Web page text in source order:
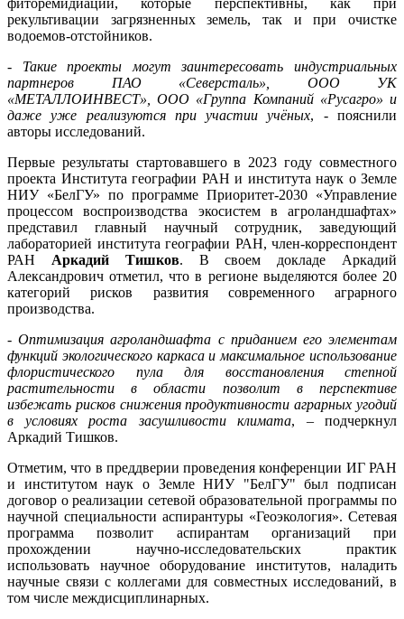
рекультивации загрязненных земель, так и при очистке
водоемов-отстойников.
- Такие проекты могут заинтересовать индустриальных
партнеров ПАО «Северсталь», ООО УК
«МЕТАЛЛОИНВЕСТ», ООО «Группа Компаний «Русагро» и
даже уже реализуются при участии учёных, - пояснили
авторы исследований.
Первые результаты стартовавшего в 2023 году совместного
проекта Института географии РАН и института наук о Земле
НИУ «БелГУ» по программе Приоритет-2030 «Управление
процессом воспроизводства экосистем в агроландшафтах»
представил главный научный сотрудник, заведующий
лабораторией института географии РАН, член-корреспондент
РАН Аркадий Тишков. В своем докладе Аркадий
Александрович отметил, что в регионе выделяются более 20
категорий рисков развития современного аграрного
производства.
-Оптимизация агроландшафта с приданием его элементам
функций экологического каркаса и максимальное использование
флористического пула для восстановления степной
растительности в области позволит в перспективе
избежать рисков снижения продуктивности аграрных угодий
в условиях роста засушливости климата, – подчеркнул
Аркадий Тишков.
Отметим, что в преддверии проведения конференции ИГ РАН
и институтом наук о Земле НИУ "БелГУ" был подписан
договор о реализации сетевой образовательной программы по
научной специальности аспирантуры «Геоэкология». Сетевая
программа позволит аспирантам организаций при
прохождении научно-исследовательских практик
использовать научное оборудование институтов, наладить
научные связи с коллегами для совместных исследований, в
том числе междисциплинарных.